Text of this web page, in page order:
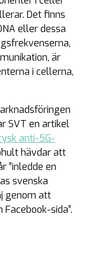
Det finns
eller dessa
är
i cellerna,
SVT en artikel
anti-5G-
hävdar att
”inledde en
svenska
genom att
sida”.